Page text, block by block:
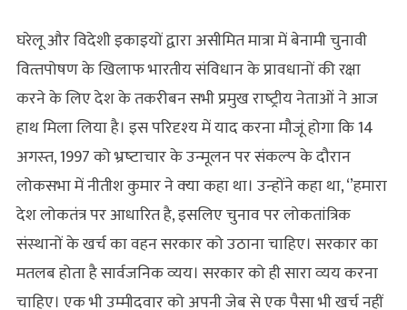
घरेलू और विदेशी इकाइयों द्वारा असीमित मात्रा में बेनामी चुनावी
वित्‍तपोषण के खिलाफ भारतीय संविधान के प्रावधानों की रक्षा
करने के लिए देश के तकरीबन सभी प्रमुख राष्‍ट्रीय नेताओं ने आज
हाथ मिला लिया है। इस परिदृश्‍य में याद करना मौजूं होगा कि 14
अगस्‍त, 1997 को भ्रष्‍टाचार के उन्‍मूलन पर संकल्‍प के दौरान
लोकसभा में नीतीश कुमार ने क्‍या कहा था। उन्‍होंने कहा था, ‘’हमारा
देश लोकतंत्र पर आधारित है, इसलिए चुनाव पर लोकतांत्रिक
संस्‍थानों के खर्च का वहन सरकार को उठाना चाहिए। सरकार का
मतलब होता है सार्वजनिक व्‍यय। सरकार को ही सारा व्‍यय करना
चाहिए। एक भी उम्‍मीदवार को अपनी जेब से एक पैसा भी खर्च नहीं